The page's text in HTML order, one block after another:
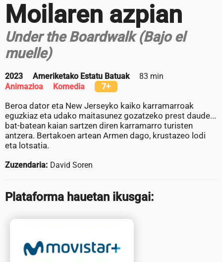
Moilaren azpian
Under the Boardwalk (Bajo el
muelle)
2023 Ameriketako Estatu Batuak
83 min
Animazioa
Komedia 7+
Beroa dator eta New Jerseyko kaiko karramarroak
eguzkiaz eta udako maitasunez gozatzeko prest daude...
bat-batean kaian sartzen diren karramarro turisten
antzera. Bertakoen artean Armen dago, krustazeo lodi
eta lotsatia.
Zuzendaria: David Soren
Plataforma hauetan ikusgai: